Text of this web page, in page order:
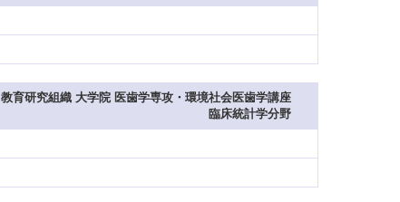
教育研究組織 大学院 医歯学専攻・環境社会医歯学講座
臨床統計学分野